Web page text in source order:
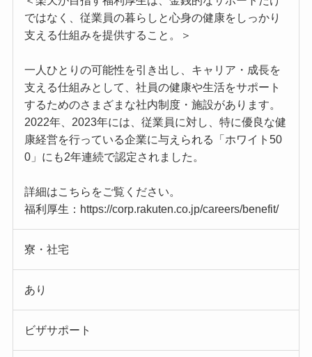
ではなく、従業員の暮らしと心身の健康をしっかり
支える仕組みを提供すること。＞
一人ひとりの可能性を引き出し、キャリア・成長を
支える仕組みとして、社員の健康や生活をサポート
するためのさまざまな社内制度・施設があります。
2022年、2023年には、従業員に対し、特に優良な健
康経営を行っている企業に与えられる「ホワイト50
0」にも2年連続で認定されました。
詳細はこちらをご覧ください。
福利厚生：https://corp.rakuten.co.jp/careers/benefit/
寮・社宅
あり
ビザサポート